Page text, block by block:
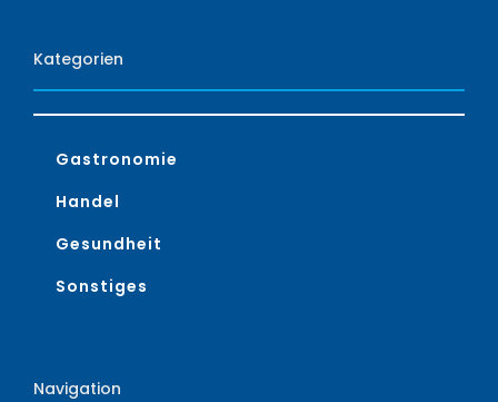
Kategorien
Gastronomie
Handel
Gesundheit
Sonstiges
Navigation